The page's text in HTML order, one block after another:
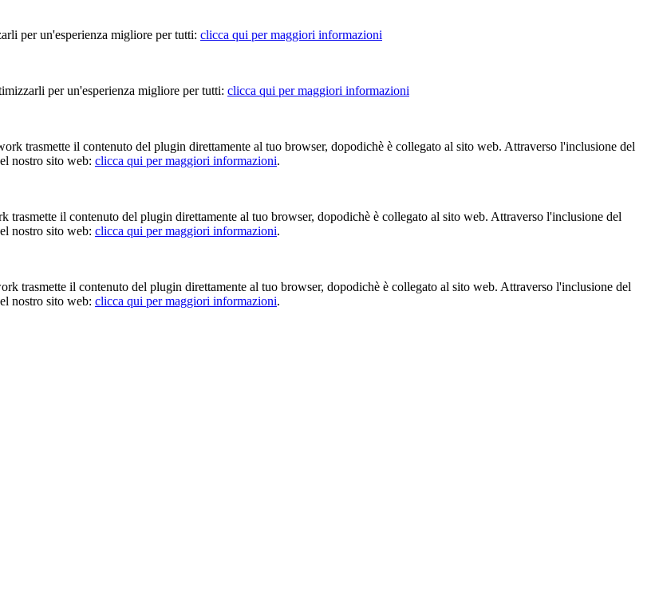
per un'esperienza migliore per tutti: clicca qui per maggiori informazioni
per un'esperienza migliore per tutti: clicca qui per maggiori informazioni
trasmette il contenuto del plugin direttamente al tuo browser, dopodichè è collegato al sito web. Attraverso l'inclusione del
nostro sito web: clicca qui per maggiori informazioni.
il contenuto del plugin direttamente al tuo browser, dopodichè è collegato al sito web. Attraverso l'inclusione del
nostro sito web: clicca qui per maggiori informazioni.
trasmette il contenuto del plugin direttamente al tuo browser, dopodichè è collegato al sito web. Attraverso l'inclusione del
nostro sito web: clicca qui per maggiori informazioni.